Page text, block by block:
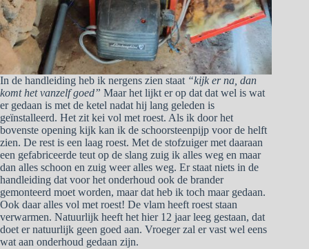
In de handleiding heb ik nergens zien staat “kijk er na, dan
komt het vanzelf goed” Maar het lijkt er op dat dat wel is wat
er gedaan is met de ketel nadat hij lang geleden is
geïnstalleerd. Het zit kei vol met roest. Als ik door het
bovenste opening kijk kan ik de schoorsteenpijp voor de helft
zien. De rest is een laag roest. Met de stofzuiger met daaraan
een gefabriceerde teut op de slang zuig ik alles weg en maar
dan alles schoon en zuig weer alles weg. Er staat niets in de
handleiding dat voor het onderhoud ook de brander
gemonteerd moet worden, maar dat heb ik toch maar gedaan.
Ook daar alles vol met roest! De vlam heeft roest staan
verwarmen. Natuurlijk heeft het hier 12 jaar leeg gestaan, dat
doet er natuurlijk geen goed aan. Vroeger zal er vast wel eens
wat aan onderhoud gedaan zijn.